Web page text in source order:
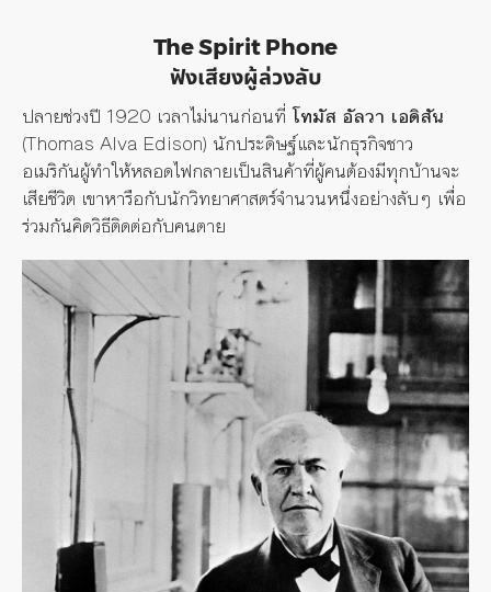
The Spirit Phone
ฟังเสียงผู้ล่วงลับ
ปลายช่วงปี 1920 เวลาไม่นานก่อนที่ โทมัส อัลวา เอดิสัน
(Thomas Alva Edison) นักประดิษฐ์และนักธุรกิจชาว​
อเมริกันผู้ทำให้หลอดไฟกลายเป็นสินค้าที่ผู้คนต้องมีทุกบ้านจะ
เสียชีวิต เขาหารือกับนักวิทยาศาสตร์จำนวนหนึ่งอย่างลับๆ เพื่อ
ร่วมกันคิดวิธีติดต่อกับคนตาย